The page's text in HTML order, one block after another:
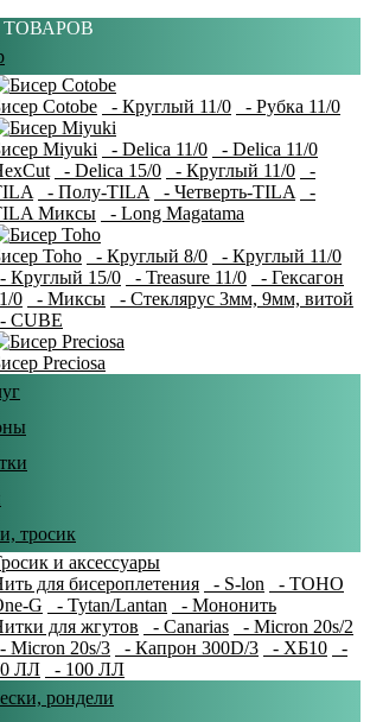
Cotobe - Круглый 11/0 - Рубка 11/0
Miyuki - Delica 11/0
- Delica 11/0
- Delica 15/0 - Круглый 11/0
-
- Полу-TILA - Четверть-TILA
-
Миксы
- Long Magatama
Toho - Круглый 8/0
- Круглый 11/0
- Круглый 15/0
- Treasure 11/0
- Гексагон
0
- Миксы
- Стеклярус 3мм, 9мм, витой
- CUBE
Preciosa
тросик
и аксессуары
для бисероплетения
- S-lon
- TOHO
G
- Tytan/Lantan
- Мононить
для жгутов
- Canarias
- Micron 20s/2
- Micron 20s/3
- Капрон 300D/3 - ХБ10
-
ЛЛ
- 100 ЛЛ
рондели